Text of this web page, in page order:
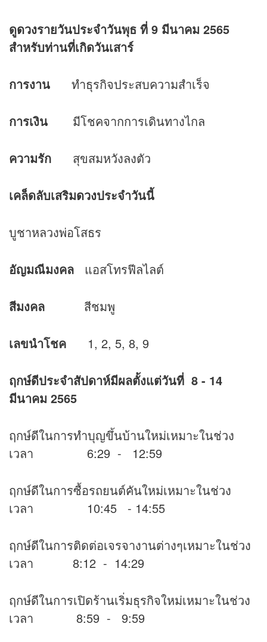
ดูดวงรายวันประจำวันพุธ ที่ 9 มีนาคม 2565
สำหรับท่านที่เกิดวันเสาร์
การงาน ทำธุรกิจประสบความสำเร็จ
การเงิน มีโชคจากการเดินทางไกล
ความรัก สุขสมหวังลงตัว
เคล็ดลับเสริมดวงประจำวันนี้
บูชาหลวงพ่อโสธร
อัญมณีมงคล แอสโทรฟีลไลต์
สีมงคล สีชมพู
เลขนำโชค 1, 2, 5, 8, 9
ฤกษ์ดีประจำสัปดาห์มีผลตั้งแต่วันที่ 8 - 14
มีนาคม 2565
ฤกษ์ดีในการทำบุญขึ้นบ้านใหม่เหมาะในช่วง
เวลา 6:29 - 12:59
ฤกษ์ดีในการซื้อรถยนต์คันใหม่เหมาะในช่วง
เวลา 10:45 - 14:55
ฤกษ์ดีในการติดต่อเจรจางานต่างๆเหมาะในช่วง
เวลา 8:12 - 14:29
ฤกษ์ดีในการเปิดร้านเริ่มธุรกิจใหม่เหมาะในช่วง
เวลา 8:59 - 9:59